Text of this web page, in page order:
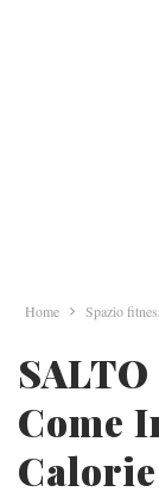
Home Spazio
Come